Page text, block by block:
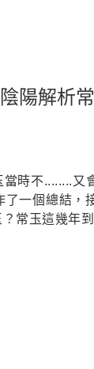
陽解析
時不........又
一個總結，
常玉這幾年